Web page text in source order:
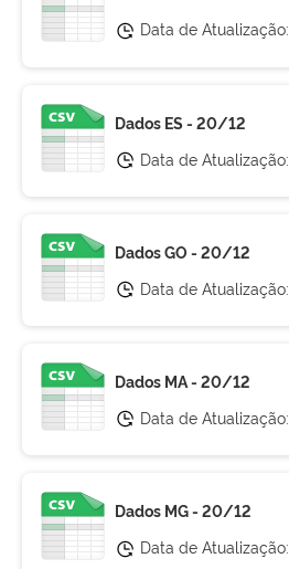
Data de Atualização:
Dados ES - 20/12
Data de Atualização:
Dados GO - 20/12
Data de Atualização:
Dados MA - 20/12
Data de Atualização:
Dados MG - 20/12
Data de Atualização: